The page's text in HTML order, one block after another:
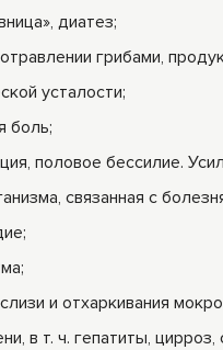
диатез;
грибами,
усталости;
боль;
половое бессилие.
связанная с
и отхаркивания
в т. ч. гепатиты, цирроз,